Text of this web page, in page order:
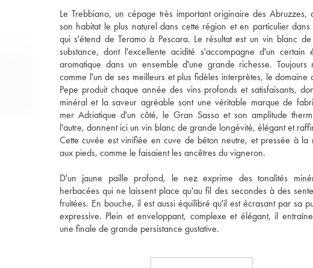
Le Trebbiano, un cépage très important originaire des Abruzzes,
son habitat le plus naturel dans cette région et en particulier
qui s'étend de Teramo à Pescara. Le résultat est un vin blanc
substance, dont l'excellente acidité s'accompagne d'un certain
aromatique dans un ensemble d'une grande richesse. Toujours
comme l'un de ses meilleurs et plus fidèles interprètes, le domaine
Pepe produit chaque année des vins profonds et satisfaisants,
minéral et la saveur agréable sont une véritable marque de
mer Adriatique d'un côté, le Gran Sasso et son amplitude
l'autre, donnent ici un vin blanc de grande longévité, élégant et
Cette cuvée est vinifiée en cuve de béton neutre, et pressée à la
aux pieds, comme le faisaient les ancêtres du vigneron.
D'un jaune paille profond, le nez exprime des tonalités
herbacées qui ne laissent place qu'au fil des secondes à des
fruitées. En bouche, il est aussi équilibré qu'il est écrasant par sa
expressive. Plein et enveloppant, complexe et élégant, il
une finale de grande persistance gustative.